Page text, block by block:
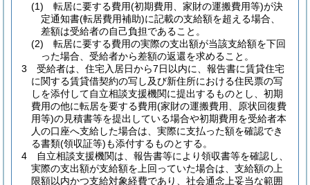
(1)
転居に要する費用(初期費用、家財の運搬費用等)が決
定通知書(転居費用補助)に記載の支給額を超える場合、
差額は受給者の自己負担であること。
(2)
転居に要する費用の実際の支出額が当該支給額を下回
った場合、受給者から差額の返還を求めること。
3
受給者は、住宅入居日から7日以内に、報告書に賃貸住宅
に関する賃貸借契約の写し及び新住所における住民票の写
しを添付して自立相談支援機関に提出するものとし、初期
費用の他に転居を要する費用(家財の運搬費用、原状回復費
用等)の見積書等を提出している場合や初期費用を受給者本
人の口座へ支給した場合は、実際に支払った額を確認でき
る書類(領収証等)も添付するものとする。
4
自立相談支援機関は、報告書等により領収書等を確認し、
実際の支出額が支給額を上回っていた場合は、支給額の上
限額以内かつ支給対象経費であり、社会通念上妥当な範囲